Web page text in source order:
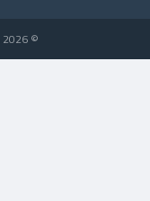
© 2026